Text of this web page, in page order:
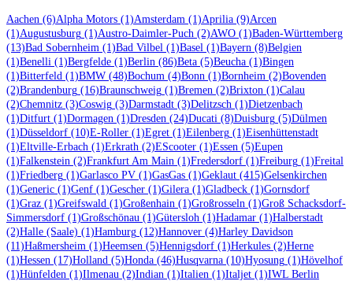
Aachen (6)Alpha Motors (1)Amsterdam (1)Aprilia (9)Arcen
(1)Augustusburg (1)Austro-Daimler-Puch (2)AWO (1)Baden-Württemberg
(13)Bad Sobernheim (1)Bad Vilbel (1)Basel (1)Bayern (8)Belgien
(1)Benelli (1)Bergfelde (1)Berlin (86)Beta (5)Beucha (1)Bingen
(1)Bitterfeld (1)BMW (48)Bochum (4)Bonn (1)Bornheim (2)Bovenden
(2)Brandenburg (16)Braunschweig (1)Bremen (2)Brixton (1)Calau
(2)Chemnitz (3)Coswig (3)Darmstadt (3)Delitzsch (1)Dietzenbach
(1)Ditfurt (1)Dormagen (1)Dresden (24)Ducati (8)Duisburg (5)Dülmen
(1)Düsseldorf (10)E-Roller (1)Egret (1)Eilenberg (1)Eisenhüttenstadt
(1)Eltville-Erbach (1)Erkrath (2)EScooter (1)Essen (5)Eupen
(1)Falkenstein (2)Frankfurt Am Main (1)Fredersdorf (1)Freiburg (1)Freital
(1)Friedberg (1)Garlasco PV (1)GasGas (1)Geklaut (415)Gelsenkirchen
(1)Generic (1)Genf (1)Gescher (1)Gilera (1)Gladbeck (1)Gornsdorf
(1)Graz (1)Greifswald (1)Großenhain (1)Großrosseln (1)Groß Schacksdorf-
Simmersdorf (1)Großschönau (1)Gütersloh (1)Hadamar (1)Halberstadt
(2)Halle (Saale) (1)Hamburg (12)Hannover (4)Harley Davidson
(11)Haßmersheim (1)Heemsen (5)Hennigsdorf (1)Herkules (2)Herne
(1)Hessen (17)Holland (5)Honda (46)Husqvarna (10)Hyosung (1)Hövelhof
(1)Hünfelden (1)Ilmenau (2)Indian (1)Italien (1)Italjet (1)IWL Berlin